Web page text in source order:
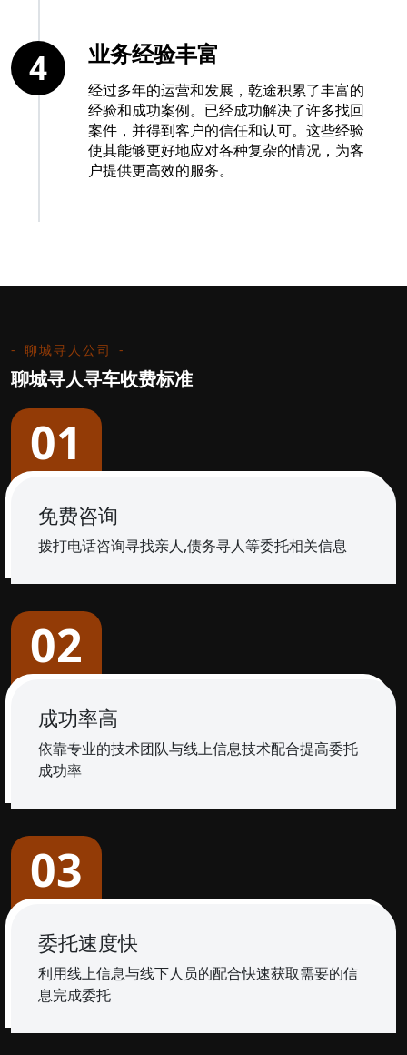
业务经验丰富
经过多年的运营和发展，乾途积累了丰富的
经验和成功案例。已经成功解决了许多找回
案件，并得到客户的信任和认可。这些经验
使其能够更好地应对各种复杂的情况，为客
户提供更高效的服务。
4
聊城寻人公司
聊城寻人寻车收费标准
01
免费咨询
拨打电话咨询寻找亲人,债务寻人等委托相关信息
02
成功率高
依靠专业的技术团队与线上信息技术配合提高委托
成功率
03
委托速度快
利用线上信息与线下人员的配合快速获取需要的信
息完成委托